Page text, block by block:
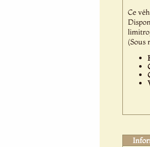
Ce
(Sous